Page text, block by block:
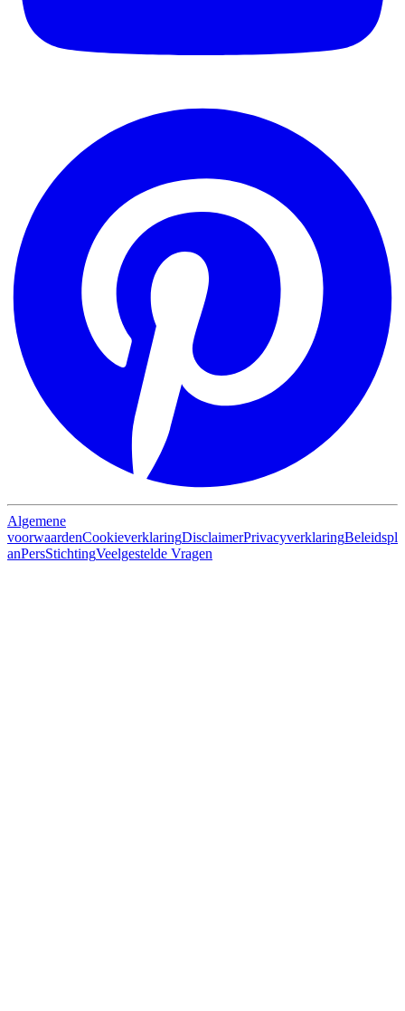
Algemene
voorwaardenCookieverklaringDisclaimerPrivacyverklaringBeleidspl
anPersStichtingVeelgestelde Vragen